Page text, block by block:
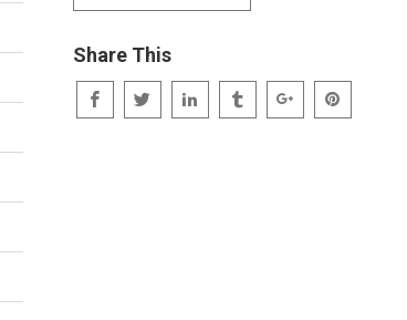
Share This